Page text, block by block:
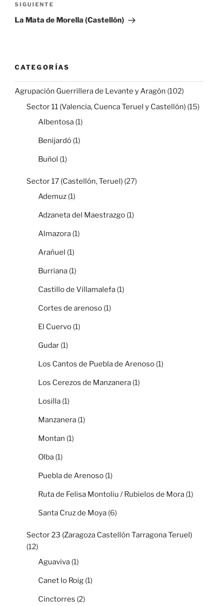
Siguiente
entrada
SIGUIENTE
La Mata de Morella (Castellón)
CATEGORÍAS
Agrupación Guerrillera de Levante y Aragón (102)
Sector 11 (Valencia, Cuenca Teruel y Castellón) (15)
Albentosa (1)
Benijardó (1)
Buñol (1)
Sector 17 (Castellón, Teruel) (27)
Ademuz (1)
Adzaneta del Maestrazgo (1)
Almazora (1)
Arañuel (1)
Burriana (1)
Castillo de Villamalefa (1)
Cortes de arenoso (1)
El Cuervo (1)
Gudar (1)
Los Cantos de Puebla de Arenoso (1)
Los Cerezos de Manzanera (1)
Losilla (1)
Manzanera (1)
Montan (1)
Olba (1)
Puebla de Arenoso (1)
Ruta de Felisa Montoliu / Rubielos de Mora (1)
Santa Cruz de Moya (6)
Sector 23 (Zaragoza Castellón Tarragona Teruel)
(12)
Aguaviva (1)
Canet lo Roig (1)
Cinctorres (2)